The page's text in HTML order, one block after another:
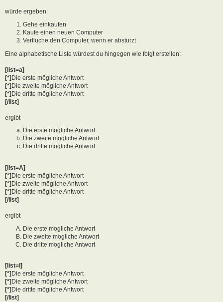
würde ergeben:
Gehe einkaufen
Kaufe einen neuen Computer
Verfluche den Computer, wenn er abstürzt
Eine alphabetische Liste würdest du hingegen wie folgt erstellen:
[list=a]
[*]Die erste mögliche Antwort
[*]Die zweite mögliche Antwort
[*]Die dritte mögliche Antwort
[/list]
ergibt
Die erste mögliche Antwort
Die zweite mögliche Antwort
Die dritte mögliche Antwort
[list=A]
[*] Die erste mögliche Antwort
[*] Die zweite mögliche Antwort
[*] Die dritte mögliche Antwort
[/list]
ergibt
Die erste mögliche Antwort
Die zweite mögliche Antwort
Die dritte mögliche Antwort
[list=i]
[*] Die erste mögliche Antwort
[*] Die zweite mögliche Antwort
[*] Die dritte mögliche Antwort
[/list]